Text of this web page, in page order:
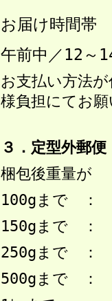
お届け時間帯
午前中／12～
お支払い方法
様負担にてお
３．定型外郵
梱包後重量が
100gまで ：
150g まで ：
250gまで ：
500gまで ：